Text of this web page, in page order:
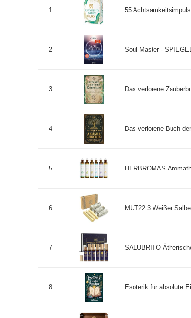
1 55
2 Soul Master -
3 Das verlorene
4 Das verlorene Buch
5 HERBROMAS-
6 MUT22 3 Weißer
7 SALUBRITO
8 Esoterik für absolute